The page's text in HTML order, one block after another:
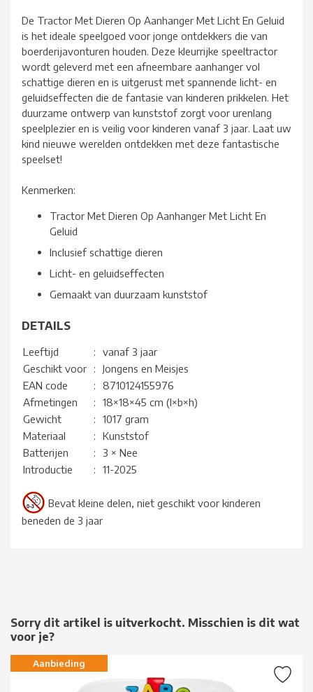
De Tractor Met Dieren Op Aanhanger Met Licht En Geluid
is het ideale speelgoed voor jonge ontdekkers die van
boerderijavonturen houden. Deze kleurrijke speeltractor
wordt geleverd met een afneembare aanhanger vol
schattige dieren en is uitgerust met spannende licht- en
geluidseffecten die de fantasie van kinderen prikkelen. Het
duurzame ontwerp van kunststof zorgt voor urenlang
speelplezier en is veilig voor kinderen vanaf 3 jaar. Laat uw
kind nieuwe werelden ontdekken met deze fantastische
speelset!
Kenmerken:
Tractor Met Dieren Op Aanhanger Met Licht En
Geluid
Inclusief schattige dieren
Licht- en geluidseffecten
Gemaakt van duurzaam kunststof
DETAILS
Leeftijd :
vanaf 3 jaar
Geschikt voor
:
Jongens en Meisjes
EAN code
:
8710124155976
Afmetingen
:
18×18×45 cm (l×b×h)
Gewicht
:
1017 gram
Materiaal
:
Kunststof
Batterijen
:
3 × Nee
Introductie
: 11-2025
Bevat kleine delen, niet geschikt voor kinderen
beneden de 3 jaar
Sorry dit artikel is uitverkocht. Misschien is dit wat
voor je?
Aanbieding